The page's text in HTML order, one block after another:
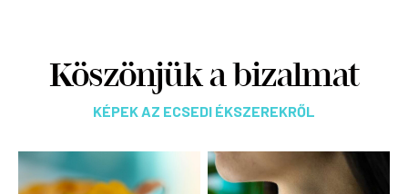
Köszönjük a bizalmat
KÉPEK AZ ECSEDI ÉKSZEREKRŐL